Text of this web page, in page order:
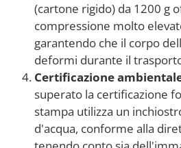
(cartone rigido) da 1200 g
compressione molto
garantendo che il corpo
deformi durante il
Certificazione
superato la certificazione
stampa utilizza un
d'acqua, conforme alla